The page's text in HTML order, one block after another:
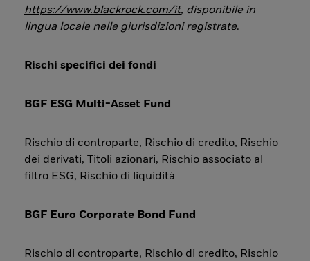
https://www.blackrock.com/it, disponibile in
lingua locale nelle giurisdizioni registrate.
Rischi specifici dei fondi
BGF ESG Multi-Asset Fund
Rischio di controparte, Rischio di credito, Rischio
dei derivati, Titoli azionari, Rischio associato al
filtro ESG, Rischio di liquidità
BGF Euro Corporate Bond Fund
Rischio di controparte, Rischio di credito, Rischio